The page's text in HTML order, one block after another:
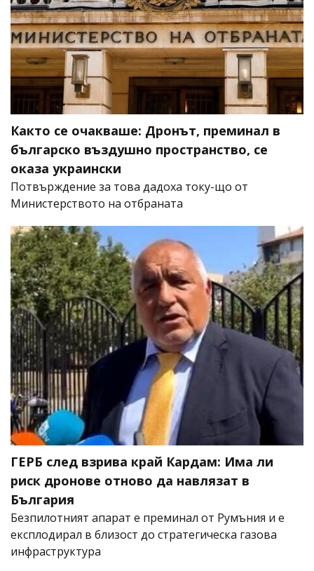
Както се очакваше: Дронът, преминал в
българско въздушно пространство, се
оказа украински
Потвърждение за това дадоха току-що от
Министерството на отбраната
ГЕРБ след взрива край Кардам: Има ли
риск дронове отново да навлязат в
България
Безпилотният апарат е преминал от Румъния и е
експлодирал в близост до стратегическа газова
инфраструктура